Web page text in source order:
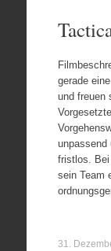
gerade
und freuen
unpassend
fristlos. Bei
sein Team
31.